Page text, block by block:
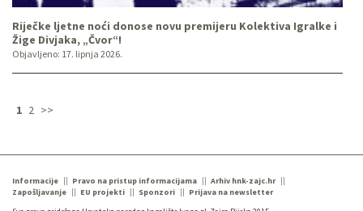
Riječke ljetne noći donose novu premijeru Kolektiva Igralke i
Žige Divjaka, „Čvor“!
Objavljeno: 17. lipnja 2026.
1 2 >>
Informacije Pravo na pristup informacijama
Arhiv hnk-zajc.hr
Zapošljavanje
EU projekti Sponzori
Prijava na newsletter